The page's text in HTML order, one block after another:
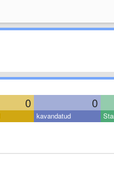
0 0
kavandatud